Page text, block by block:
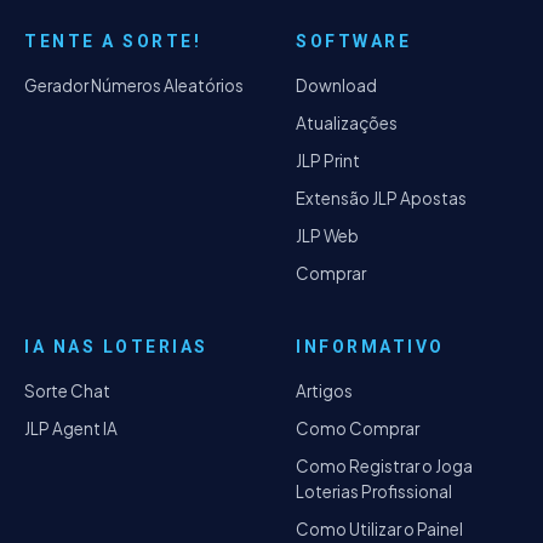
TENTE A SORTE!
Gerador Números Aleatórios
SOFTWARE
Download
Atualizações
JLP Print
Extensão JLP Apostas
JLP Web
Comprar
IA NAS LOTERIAS
Sorte Chat
JLP Agent IA
INFORMATIVO
Artigos
Como Comprar
Como Registrar o Joga
Loterias Profissional
Como Utilizar o Painel